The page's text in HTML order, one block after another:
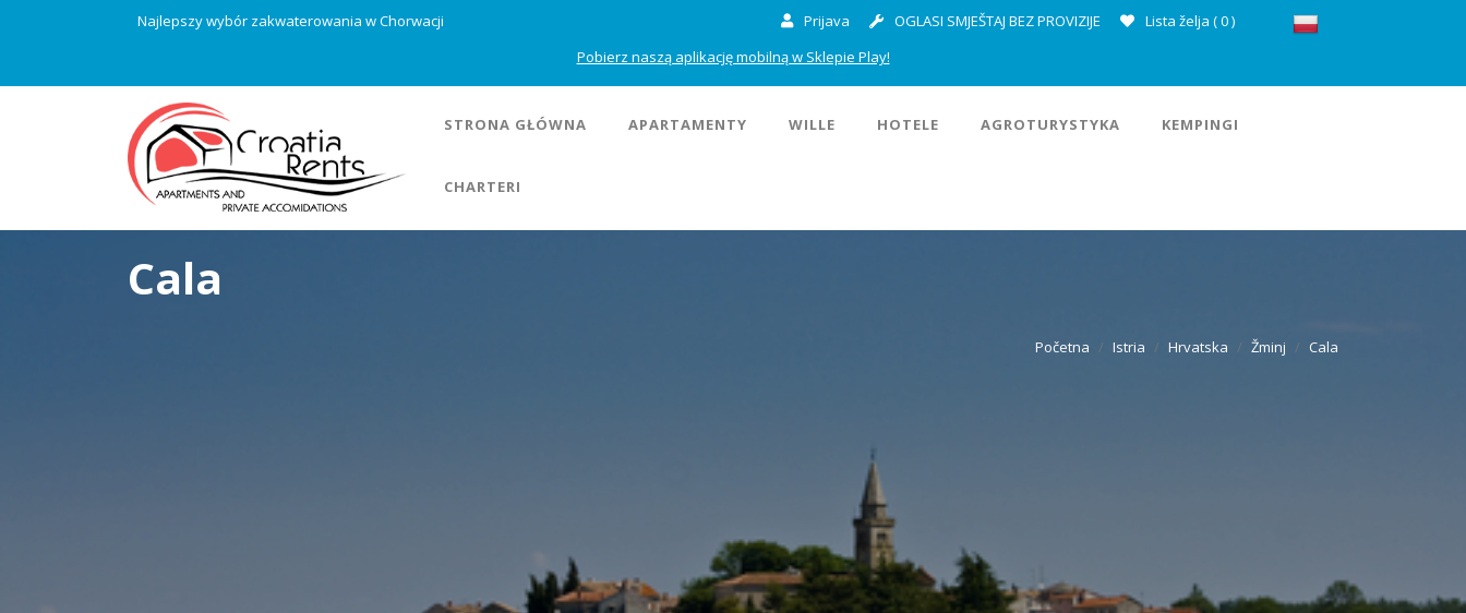
Najlepszy wybór zakwaterowania w Chorwacji Prijava OGLASI SMJEŠTAJ BEZ PROVIZIJE Lista želja (0)
Pobierz naszą aplikację mobilną w Sklepie Play!
STRONA GŁÓWNA APARTAMENTY WILLE HOTELE AGROTURYSTYKA KEMPINGI
CHARTERI
Cala
Početna Istria Hrvatska Žminj Cala